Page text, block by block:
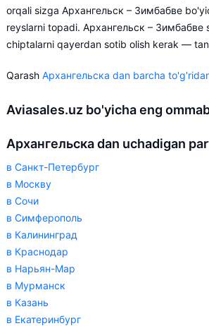
orqali sizga Архангельск – Зимбабве
reyslarni topadi. Архангельск – Зимбабве
chiptalarni qayerdan sotib olish kerak —
Qarash Архангельска dan barcha
Aviasales.uz bo'yicha eng
Архангельска dan uchadigan
в Санкт-Петербург
в Москву
в Сочи
в Симферополь
в Калининград
в Краснодар
в Нарьян-Мар
в Мурманск
в Казань
в Екатеринбург